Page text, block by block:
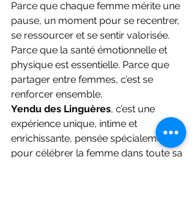
Parce que chaque femme mérite une
pause, un moment pour se recentrer,
se ressourcer et se sentir valorisée.
Parce que la santé émotionnelle et
physique est essentielle. Parce que
partager entre femmes, c’est se
renforcer ensemble.
Yendu des Linguères, c’est une
expérience unique, intime et
enrichissante, pensée spécialement
pour célébrer la femme dans toute sa